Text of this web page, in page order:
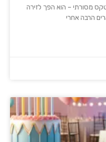
מסורתי – הוא הפך לזירה
הרבה אחרי